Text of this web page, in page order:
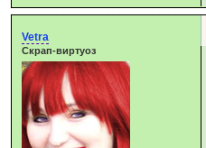
Vetra
Скрап-виртуоз